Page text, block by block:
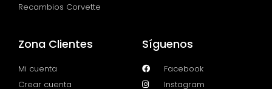
Recambios Corvette
Zona Clientes
Mi cuenta
Crear cuenta
Síguenos
Facebook
Instagram